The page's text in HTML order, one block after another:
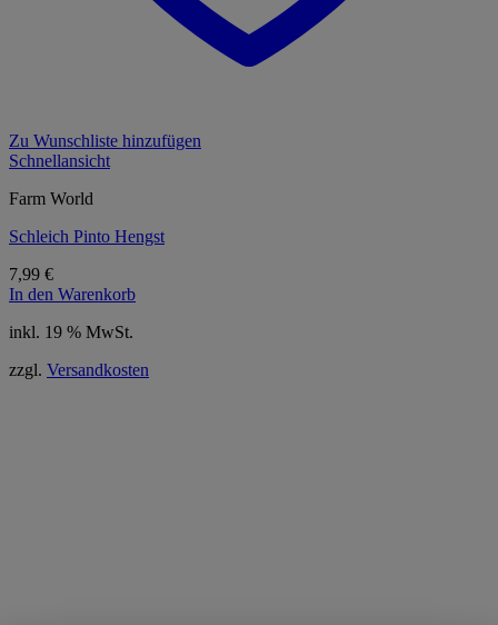
Zu Wunschliste hinzufügen
Schnellansicht
Farm World
Schleich Pinto Hengst
7,99 €
In den Warenkorb
inkl. 19 % MwSt.
zzgl. Versandkosten